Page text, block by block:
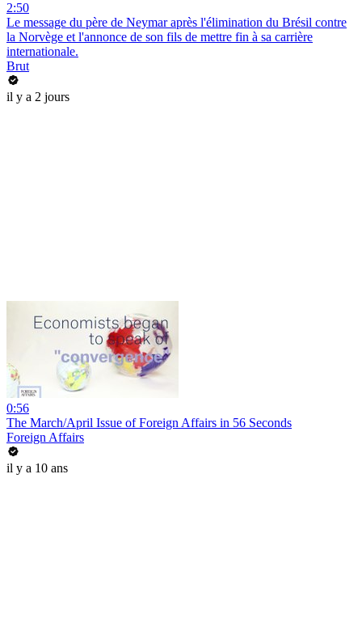
2:50
Le message du père de Neymar après l'élimination du Brésil contre
la Norvège et l'annonce de son fils de mettre fin à sa carrière
internationale.
Brut
il y a 2 jours
0:56
The March/April Issue of Foreign Affairs in 56 Seconds
Foreign Affairs
il y a 10 ans